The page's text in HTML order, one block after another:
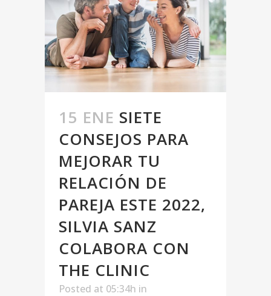
15 ENE SIETE
CONSEJOS PARA
MEJORAR TU
RELACIÓN DE
PAREJA ESTE 2022,
SILVIA SANZ
COLABORA CON
THE CLINIC
Posted at 05:34h in